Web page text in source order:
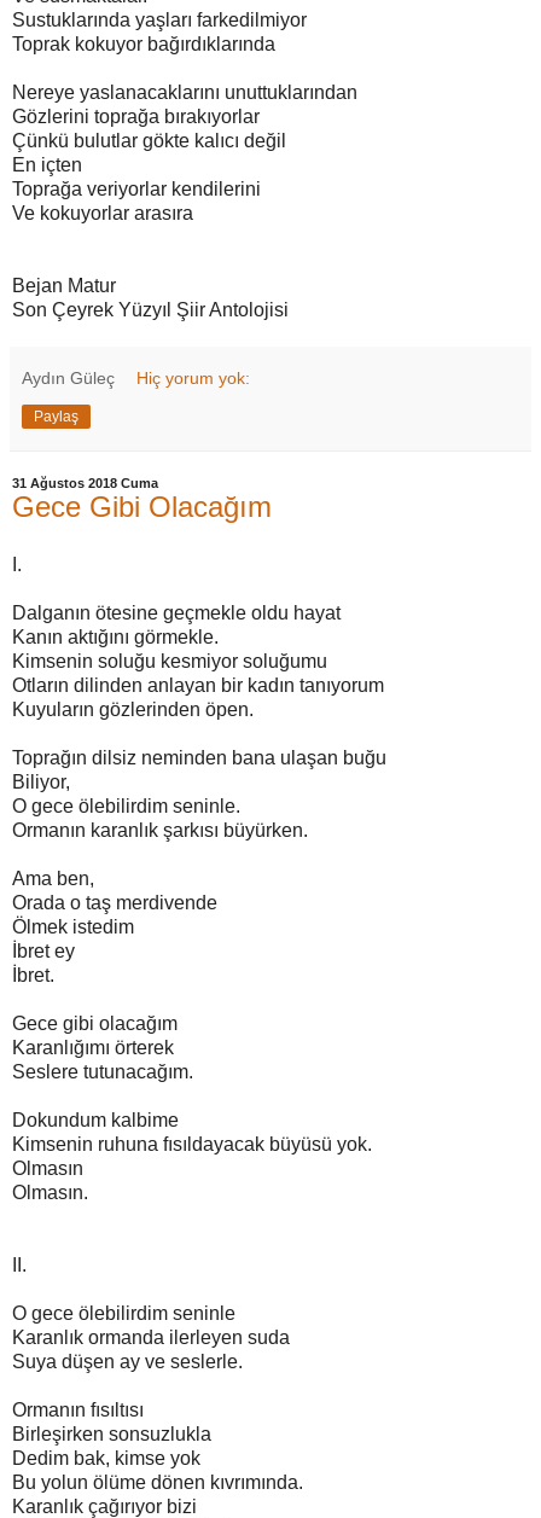
Sustuklarında yaşları farkedilmiyor
Toprak kokuyor bağırdıklarında
Nereye yaslanacaklarını unuttuklarından
Gözlerini toprağa bırakıyorlar
Çünkü bulutlar gökte kalıcı değil
En içten
Toprağa veriyorlar kendilerini
Ve kokuyorlar arasıra
Bejan Matur
Son Çeyrek Yüzyıl Şiir Antolojisi
Aydın Güleç Hiç yorum yok:
Paylaş
31 Ağustos 2018 Cuma
Gece Gibi Olacağım
I.
Dalganın ötesine geçmekle oldu hayat
Kanın aktığını görmekle.
Kimsenin soluğu kesmiyor soluğumu
Otların dilinden anlayan bir kadın tanıyorum
Kuyuların gözlerinden öpen.
Toprağın dilsiz neminden bana ulaşan buğu
Biliyor,
O gece ölebilirdim seninle.
Ormanın karanlık şarkısı büyürken.
Ama ben,
Orada o taş merdivende
Ölmek istedim
İbret ey
İbret.
Gece gibi olacağım
Karanlığımı örterek
Seslere tutunacağım.
Dokundum kalbime
Kimsenin ruhuna fısıldayacak büyüsü yok.
Olmasın
Olmasın.
II.
O gece ölebilirdim seninle
Karanlık ormanda ilerleyen suda
Suya düşen ay ve seslerle.
Ormanın fısıltısı
Birleşirken sonsuzlukla
Dedim bak, kimse yok
Bu yolun ölüme dönen kıvrımında.
Karanlık çağırıyor bizi